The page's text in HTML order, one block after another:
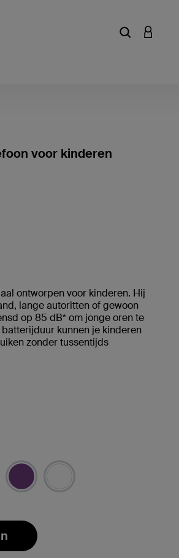
Zoekterm of
voor kinderen
ontworpen voor kinderen. Hij
lange autoritten of gewoon
op 85 dB* om jonge oren te
kunnen je kinderen
zonder tussentijds